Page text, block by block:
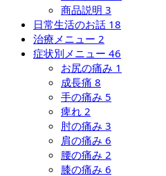
商品説明 3
日常生活のお話 18
治療メニュー 2
症状別メニュー 46
お尻の痛み 1
成長痛 8
手の痛み 5
痺れ 2
肘の痛み 3
肩の痛み 6
腰の痛み 2
膝の痛み 6